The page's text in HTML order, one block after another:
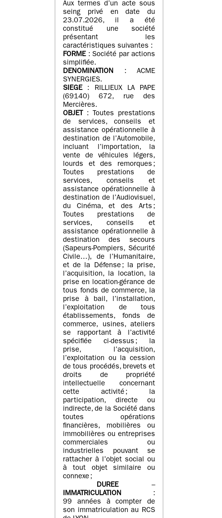
Aux termes d’un acte sous
seing privé en date du
23.07.2026, il a été
constitué une société
présentant les
caractéristiques suivantes :
FORME: Société par actions
simplifiée.
DENOMINATION : ACME
SYNERGIES.
SIEGE: RILLIEUX LA PAPE
(69140) 672, rue des
Mercières.
OBJET
: Toutes prestations
de services, conseils et
assistance opérationnelle à
destination de l’Automobile,
incluant l’importation, la
vente de véhicules légers,
lourds et des remorques ;
Toutes prestations de
services, conseils et
assistance opérationnelle à
destination de l’Audiovisuel,
du Cinéma, et des Arts ;
Toutes prestations de
services, conseils et
assistance opérationnelle à
destination des secours
(Sapeurs-Pompiers, Sécurité
Civile…), de l’Humanitaire,
et de la Défense ; la prise,
l’acquisition, la location, la
prise en location-gérance de
tous fonds de commerce, la
prise à bail, l’installation,
l’exploitation de tous
établissements, fonds de
commerce, usines, ateliers
se rapportant à l’activité
spécifiée ci-dessus ; la
prise, l’acquisition,
l’exploitation ou la cession
de tous procédés, brevets et
droits de propriété
intellectuelle concernant
cette activité ; la
participation, directe ou
indirecte, de la Société dans
toutes opérations
financières, mobilières ou
immobilières ou entreprises
commerciales ou
industrielles pouvant se
rattacher à l’objet social ou
à tout objet similaire ou
connexe ;
DUREE–
IMMATRICULATION :
99 années à compter de
son immatriculation au RCS